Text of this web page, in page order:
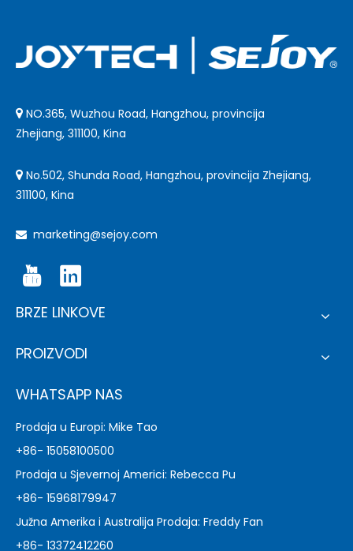
 NO.365, Wuzhou Road, Hangzhou, provincija
Zhejiang, 311100, Kina
 No.502, Shunda Road, Hangzhou, provincija Zhejiang,
311100, Kina
 marketing@sejoy.com
BRZE LINKOVE
PROIZVODI
WHATSAPP NAS
Prodaja u Europi: Mike Tao
+86- 15058100500
Prodaja u Sjevernoj Americi: Rebecca Pu
+86- 15968179947
Južna Amerika i Australija Prodaja: Freddy Fan
+86- 13372412260